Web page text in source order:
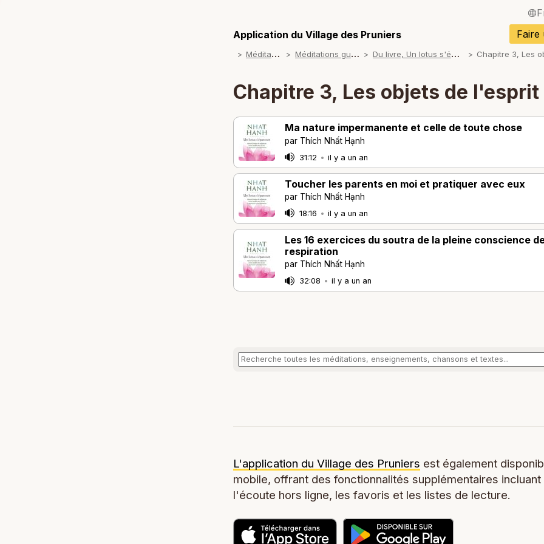
English /
Español /
Deutsch /
Italiano / Italien
Português /
Application du Village des Pruniers
Faire
M
éditations M
éditations guidées D
u livre, Un lotus s'épanouit
Chapitre 3, Les objets de l'esprit
Ma nature impermanente et celle de toute chose
par Thích Nhất Hạnh
31:12 • il y a un an
Toucher les parents en moi et pratiquer avec eux
par Thích Nhất Hạnh
18:16 • il y a un an
Les 16 exercices du soutra de la pleine conscience
respiration
par Thích Nhất Hạnh
32:08 • il y a un an
L'application du Village des Pruniers est également
mobile, offrant des fonctionnalités supplémentaires incluant
l'écoute hors ligne, les favoris et les listes de lecture.